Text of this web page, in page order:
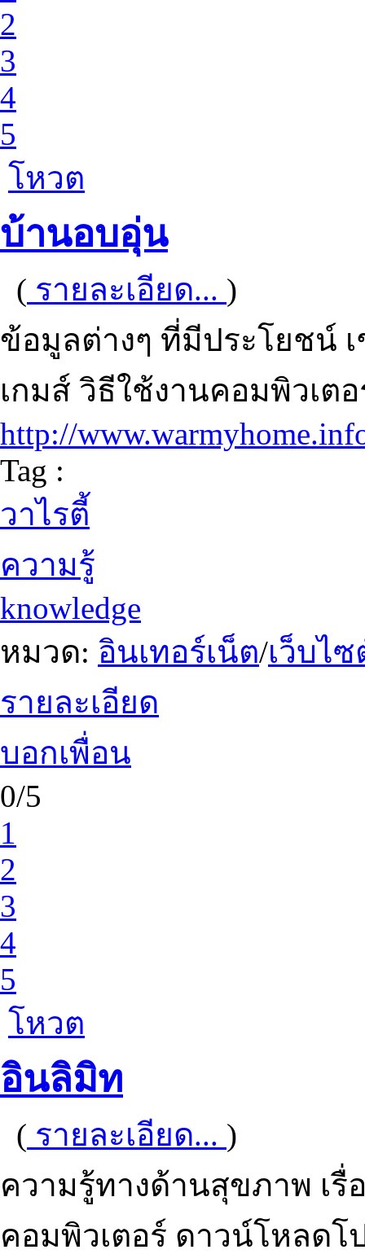
2
3
4
5
โหวต
บ้านอบอุ่น
( รายละเอียด... )
ข้อมูลต่างๆ ที่มีประโยชน์
เกมส์ วิธีใช้งานคอมพิวเต
http://
Tag :
วาไรตี้
ความรู้
knowledge
หมวด: อินเทอร์เน็ต/เว็บไ
รายละเอียด
บอกเพื่อน
0/5
1
2
3
4
5
โหวต
อินลิมิท
( รายละเอียด... )
ความรู้ทางด้านสุขภาพ เรื่
คอมพิวเตอร์ ดาวน์โหลด